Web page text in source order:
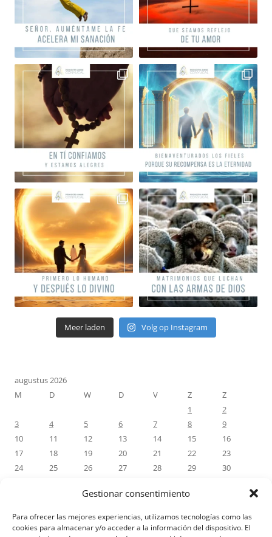
Gestionar consentimiento
Para ofrecer las mejores experiencias, utilizamos tecnologías como las
cookies para almacenar y/o acceder a la información del dispositivo. El
Meer laden Volg op Instagram
augustus 2026
M
D W D V Z
Z
1
2
3
4 5 6 7 8
9
10
11 12 13 14 15
16
17
18 19 20 21 22
23
24
25 26 27 28 29
30